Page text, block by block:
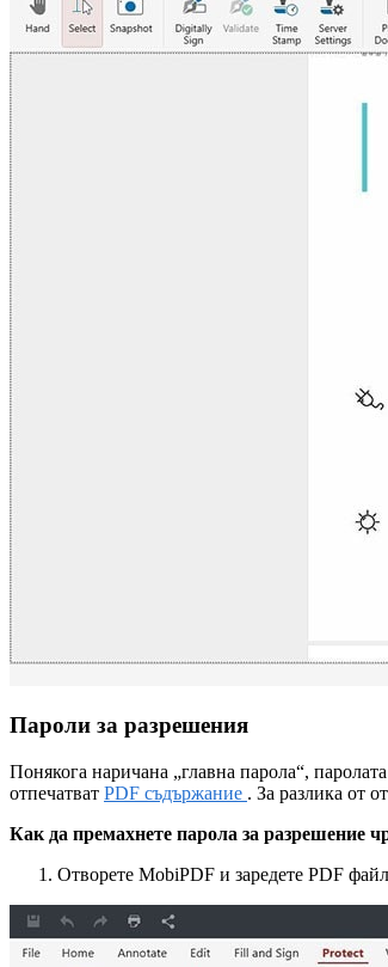
Пароли за разрешения
Понякога наричана „главна парола“,
отпечатват PDF съдържание . За разлика от
Как да премахнете парола за разрешение
Отворете MobiPDF и заредете PDF